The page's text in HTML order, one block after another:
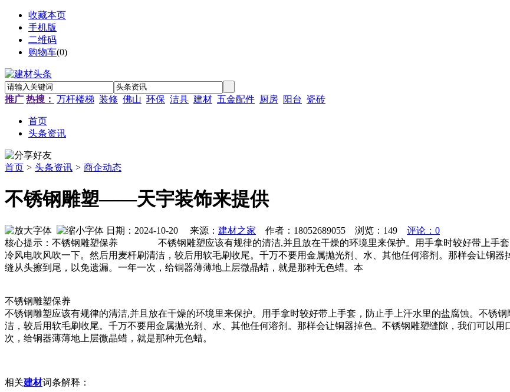
收藏本页
手机版
二维码
购物车(0)
推广 热搜： 万杆楼梯 装修 佛山 环保 洁具 建材 五金配件 厨房 阳台 瓷砖
首页
头条资讯
首页 > 头条资讯 > 商企动态
不锈钢雕塑——天宇装饰来提供
日期：2024-10-20 来源： 建材之家 作者：18052689055 浏览： 149
评论：0
核心提示：不锈钢雕塑保养 不锈钢雕塑应该有规律的清洁,并且放在干燥的环境里来保护。用手拿时较好带上手套
冷风电吹风吹一下。然后用麦杆刷清洁，较后用软毛刷收尾。千万不要用金属抛光剂、水、其他任何溶剂。那样会让铜
缝从头擦到尾，以免遗漏。一年一次，给铜器薄薄地上层微晶蜡，就是那种无色蜡。本
不锈钢雕塑保养
不锈钢雕塑应该有规律的清洁,并且放在干燥的环境里来保护。用手拿时较好带上手套，防止手上汗水里的盐腐蚀。不锈
洁，较后用软毛刷收尾。千万不要用金属抛光剂、水、其他任何溶剂。那样会让铜器掉色。不锈钢雕塑缝隙，我们可以
次，给铜器薄薄地上层微晶蜡，就是那种无色蜡。
相关建材词条解释：